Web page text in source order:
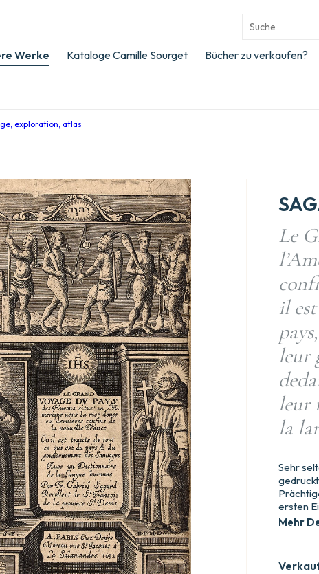
Werke Kataloge Camille Sourget Bücher zu verkaufen?
exploration, atlas
Le
il
leur
leur
la
Sehr
ersten
Mehr